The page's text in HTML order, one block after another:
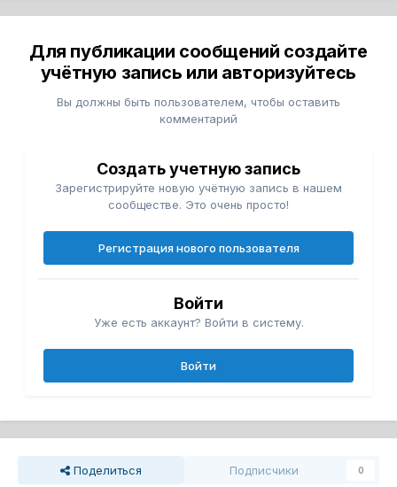
Для публикации сообщений создайте
учётную запись или авторизуйтесь
Вы должны быть пользователем, чтобы оставить
комментарий
Создать учетную запись
Зарегистрируйте новую учётную запись в нашем
сообществе. Это очень просто!
Регистрация нового пользователя
Войти
Уже есть аккаунт? Войти в систему.
Войти
Поделиться Подписчики 0